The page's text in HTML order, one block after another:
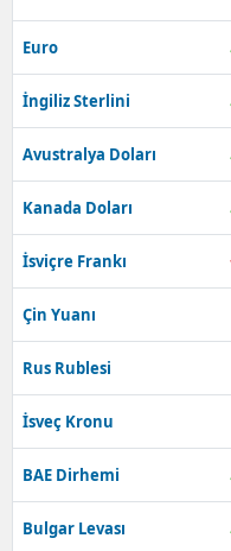
Euro
İngiliz Sterlini
Avustralya Doları
Kanada Doları
İsviçre Frankı
Çin Yuanı
Rus Rublesi
İsveç Kronu
BAE Dirhemi
Bulgar Levası